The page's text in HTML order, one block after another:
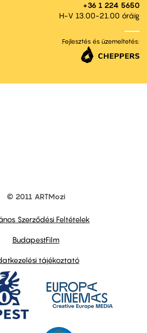
+36 1 224 5650
H-V 13.00-21.00 óráig
Fejlesztés és üzemeltetés:
© 2011 ARTMozi
Szerződési Feltételek
BudapestFilm
tájékoztató